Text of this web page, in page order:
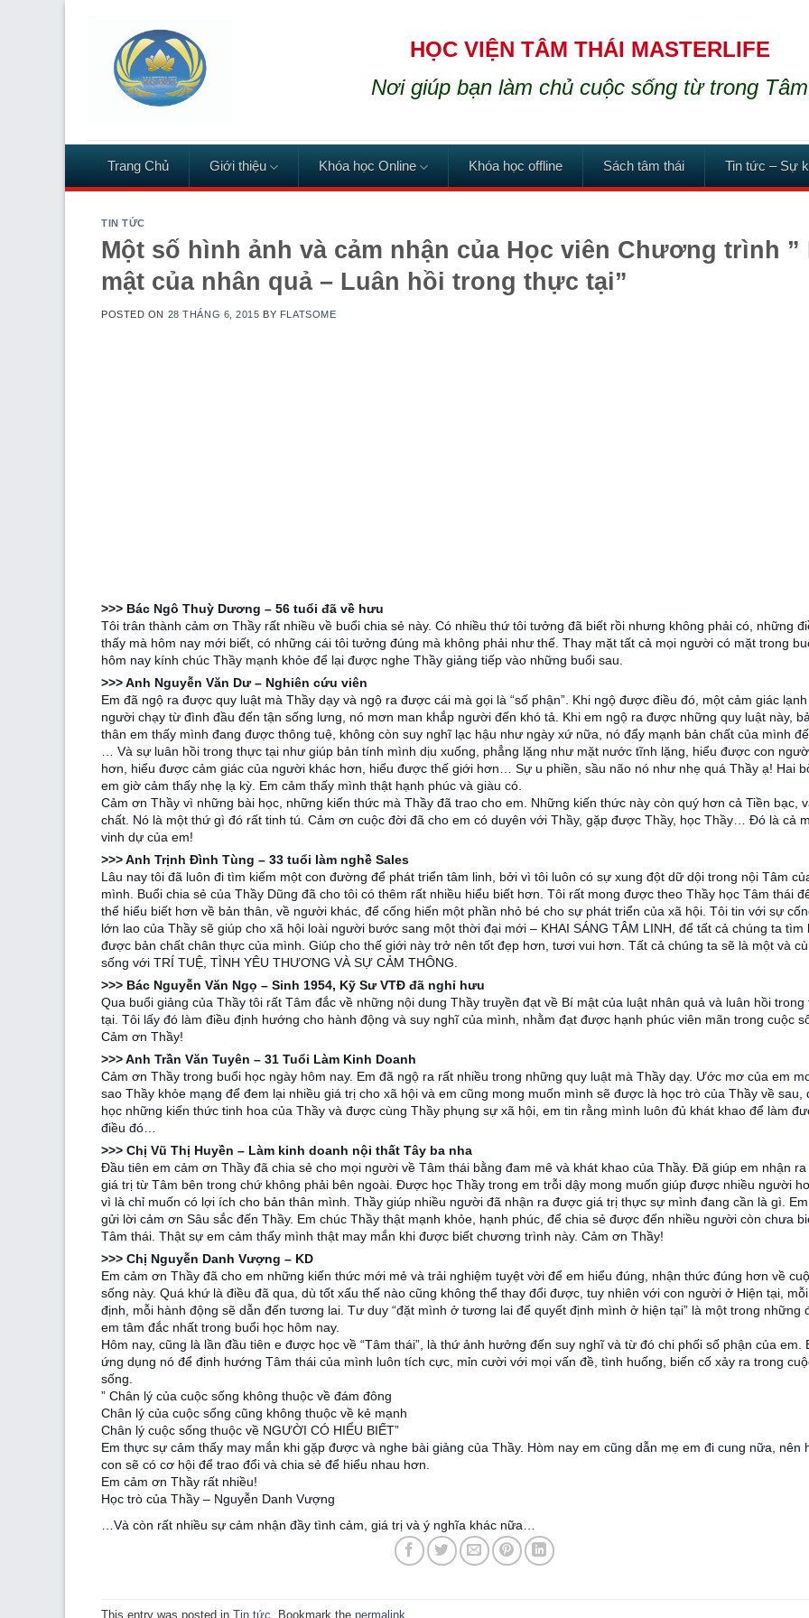
HỌC VIỆN TÂM THÁI MASTERLIFE
Nơi giúp bạn làm chủ cuộc sống từ trong Tâm
Trang Chủ Giới thiệu Khóa học Online Khóa học offline Sách tâm thái Tin tức – Sự
TIN TỨC
Một số hình ảnh và cảm nhận của Học viên Chương trình ”
mật của nhân quả – Luân hồi trong thực tại”
POSTED ON 28 THÁNG 6, 2015 BY FLATSOME
>>> Bác Ngô Thuỳ Dương – 56 tuổi đã về hưu
Tôi trân thành cảm ơn Thầy rất nhiều về buổi chia sẻ này. Có nhiều thứ tôi tưởng đã biết rồi nhưng không phải có, những
thấy mà hôm nay mới biết, có những cái tôi tưởng đúng mà không phải như thế. Thay mặt tất cả mọi người có mặt trong
hôm nay kính chúc Thầy mạnh khỏe để lại được nghe Thầy giảng tiếp vào những buổi sau.
>>> Anh Nguyễn Văn Dư – Nghiên cứu viên
Em đã ngộ ra được quy luật mà Thầy dạy và ngộ ra được cái mà gọi là “số phận”. Khi ngộ được điều đó, một cảm giác
người chạy từ đình đầu đến tận sống lưng, nó mơn man khắp người đến khó tả. Khi em ngộ ra được những quy luật này,
thân em thấy mình đang được thông tuệ, không còn suy nghĩ lạc hậu như ngày xứ nữa, nó đẩy mạnh bản chất của mình
… Và sự luân hồi trong thực tại như giúp bản tính mình dịu xuống, phẳng lặng như mặt nước tĩnh lặng, hiểu được con
hơn, hiểu được cảm giác của người khác hơn, hiểu được thế giới hơn… Sự u phiền, sầu não nó như nhẹ quá Thầy ạ! Hai
em giờ cảm thấy nhẹ lạ kỳ. Em cảm thấy mình thật hạnh phúc và giàu có.
Cảm ơn Thầy vì những bài học, những kiến thức mà Thầy đã trao cho em. Những kiến thức này còn quý hơn cả Tiền bạc,
chất. Nó là một thứ gì đó rất tinh tú. Cảm ơn cuộc đời đã cho em có duyên với Thầy, gặp được Thầy, học Thầy… Đó là cả
vinh dự của em!
>>> Anh Trịnh Đình Tùng – 33 tuổi làm nghề Sales
Lâu nay tôi đã luôn đi tìm kiếm một con đường để phát triển tâm linh, bởi vì tôi luôn có sự xung đột dữ dội trong nội Tâm
mình. Buổi chia sẻ của Thầy Dũng đã cho tôi có thêm rất nhiều hiểu biết hơn. Tôi rất mong được theo Thầy học Tâm thái
thể hiểu biết hơn về bản thân, về người khác, để cống hiến một phần nhỏ bé cho sự phát triển của xã hội. Tôi tin với sự
lớn lao của Thầy sẽ giúp cho xã hội loài người bước sang một thời đại mới – KHAI SÁNG TÂM LINH, để tất cả chúng ta tìm
được bản chất chân thực của mình. Giúp cho thế giới này trở nên tốt đẹp hơn, tươi vui hơn. Tất cả chúng ta sẽ là một và
sống với TRÍ TUỆ, TÌNH YÊU THƯƠNG VÀ SỰ CẢM THÔNG.
>>> Bác Nguyễn Văn Ngọ – Sinh 1954, Kỹ Sư VTĐ đã nghỉ hưu
Qua buổi giảng của Thầy tôi rất Tâm đắc về những nội dung Thầy truyền đạt về Bí mật của luật nhân quả và luân hồi trong
tại. Tôi lấy đó làm điều định hướng cho hành động và suy nghĩ của mình, nhằm đạt được hạnh phúc viên mãn trong cuộc
Cảm ơn Thầy!
>>> Anh Trần Văn Tuyên – 31 Tuổi Làm Kinh Doanh
Cảm ơn Thầy trong buổi học ngày hôm nay. Em đã ngộ ra rất nhiều trong những quy luật mà Thầy dạy. Ước mơ của em
sao Thầy khỏe mạng để đem lại nhiều giá trị cho xã hội và em cũng mong muốn mình sẽ được là học trò của Thầy về sau,
học những kiến thức tinh hoa của Thầy và được cùng Thầy phụng sự xã hội, em tin rằng mình luôn đủ khát khao để làm
điều đó…
>>> Chị Vũ Thị Huyền – Làm kinh doanh nội thất Tây ba nha
Đầu tiên em cảm ơn Thầy đã chia sẻ cho mọi người về Tâm thái bằng đam mê và khát khao của Thầy. Đã giúp em nhận
giá trị từ Tâm bên trong chứ không phải bên ngoài. Được học Thầy trong em trỗi dậy mong muốn giúp được nhiều người
vì là chỉ muốn có lợi ích cho bản thân mình. Thầy giúp nhiều người đã nhận ra được giá trị thực sự mình đang cần là gì.
gửi lời cảm ơn Sâu sắc đến Thầy. Em chúc Thầy thật mạnh khỏe, hạnh phúc, để chia sẻ được đến nhiều người còn chưa
Tâm thái. Thật sự em cảm thấy mình thật may mắn khi được biết chương trình này. Cảm ơn Thầy!
>>> Chị Nguyễn Danh Vượng – KD
Em cảm ơn Thầy đã cho em những kiến thức mới mẻ và trải nghiệm tuyệt vời để em hiểu đúng, nhận thức đúng hơn về
sống này. Quá khứ là điều đã qua, dù tốt xấu thế nào cũng không thể thay đổi được, tuy nhiên với con người ở Hiện tại,
định, mỗi hành động sẽ dẫn đến tương lai. Tư duy “đặt mình ở tương lai để quyết định mình ở hiện tại” là một trong những
em tâm đắc nhất trong buổi học hôm nay.
Hôm nay, cũng là lần đầu tiên e được học về “Tâm thái”, là thứ ảnh hưởng đến suy nghĩ và từ đó chi phối số phận của em.
ứng dụng nó để định hướng Tâm thái của mình luôn tích cực, mỉn cười với mọi vấn đề, tình huống, biến cố xảy ra trong
sống.
” Chân lý của cuộc sống không thuộc về đám đông
Chân lý của cuộc sống cũng không thuộc về kẻ mạnh
Chân lý cuộc sống thuộc về NGƯỜI CÓ HIỂU BIẾT”
Em thực sự cảm thấy may mắn khi gặp được và nghe bài giảng của Thầy. Hòm nay em cũng dẫn mẹ em đi cung nữa, nên
con sẽ có cơ hội để trao đổi và chia sẻ để hiểu nhau hơn.
Em cảm ơn Thầy rất nhiều!
Học trò của Thầy – Nguyễn Danh Vượng
…Và còn rất nhiều sự cảm nhận đầy tình cảm, giá trị và ý nghĩa khác nữa…
This entry was posted in Tin tức . Bookmark the permalink